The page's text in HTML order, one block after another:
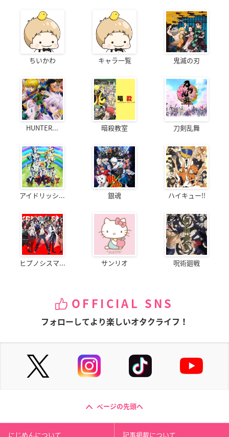
ちいかわ キャラ一覧 鬼滅の刃
HUNTER... 暗殺教室 刀剣乱舞
アイドリッシ... 銀魂 ハイキュー!!
ヒプノシスマ... サンリオ 呪術廻戦
OFFICIAL SNS
フォローしてより楽しいオタクライフ！
ページの先頭へ
にじめんについて 記事掲載について